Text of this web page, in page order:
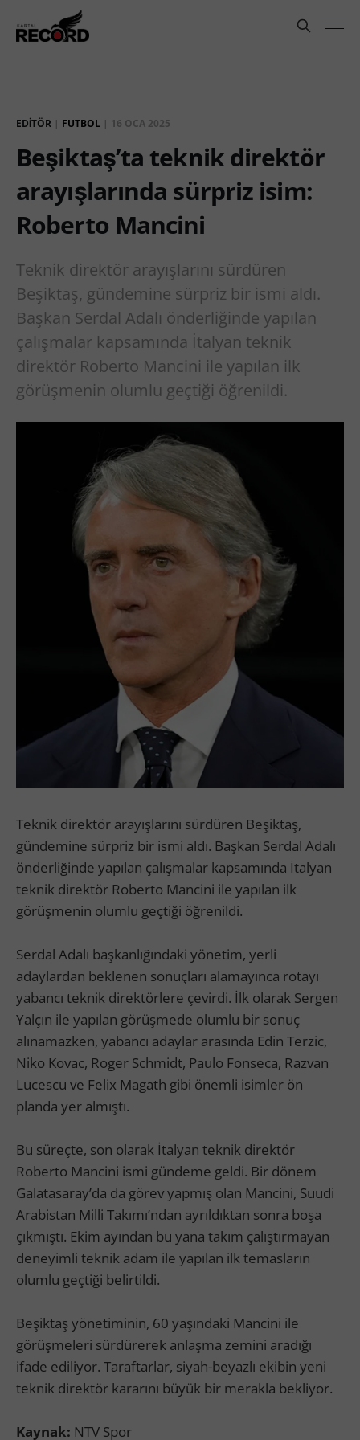
EDITÖR | FUTBOL | 16 OCA 2025
Beşiktaş’ta teknik direktör
arayışlarında sürpriz isim:
Roberto Mancini
Teknik direktör arayışlarını sürdüren
Beşiktaş, gündemine sürpriz bir ismi aldı.
Başkan Serdal Adalı önderliğinde yapılan
çalışmalar kapsamında İtalyan teknik
direktör Roberto Mancini ile yapılan ilk
görüşmenin olumlu geçtiği öğrenildi.
Teknik direktör arayışlarını sürdüren Beşiktaş,
gündemine sürpriz bir ismi aldı. Başkan Serdal Adalı
önderliğinde yapılan çalışmalar kapsamında İtalyan
teknik direktör Roberto Mancini ile yapılan ilk
görüşmenin olumlu geçtiği öğrenildi.
Serdal Adalı başkanlığındaki yönetim, yerli
adaylardan beklenen sonuçları alamayınca rotayı
yabancı teknik direktörlere çevirdi. İlk olarak Sergen
Yalçın ile yapılan görüşmede olumlu bir sonuç
alınamazken, yabancı adaylar arasında Edin Terzic,
Niko Kovac, Roger Schmidt, Paulo Fonseca, Razvan
Lucescu ve Felix Magath gibi önemli isimler ön
planda yer almıştı.
Bu süreçte, son olarak İtalyan teknik direktör
Roberto Mancini ismi gündeme geldi. Bir dönem
Galatasaray’da da görev yapmış olan Mancini, Suudi
Arabistan Milli Takımı’ndan ayrıldıktan sonra boşa
çıkmıştı. Ekim ayından bu yana takım çalıştırmayan
deneyimli teknik adam ile yapılan ilk temasların
olumlu geçtiği belirtildi.
Beşiktaş yönetiminin, 60 yaşındaki Mancini ile
görüşmeleri sürdürerek anlaşma zemini aradığı
ifade ediliyor. Taraftarlar, siyah-beyazlı ekibin yeni
teknik direktör kararını büyük bir merakla bekliyor.
Kaynak: NTV Spor